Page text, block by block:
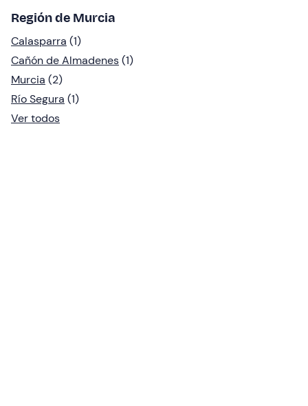
Región de Murcia
Calasparra (1)
Cañón de Almadenes(1)
Murcia (2)
Río Segura (1)
Ver todos